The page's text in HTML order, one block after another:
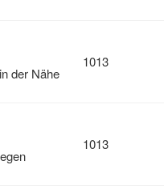
der Nähe
1013
1013